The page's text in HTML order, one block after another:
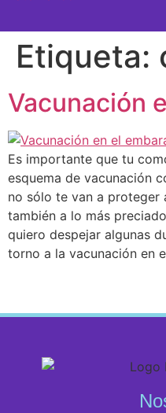
Etiqueta:
Vacunación
Es importante que tu
esquema de vacunación
no sólo te van a proteger
también a lo más
quiero despejar algunas
torno a la vacunación en